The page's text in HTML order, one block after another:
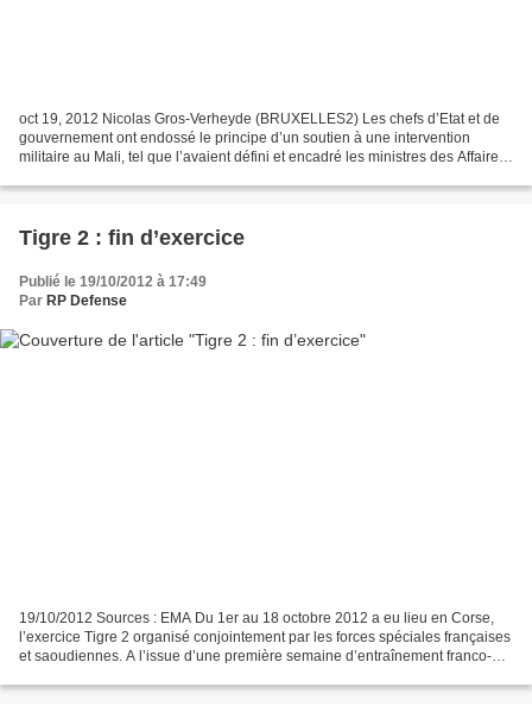
oct 19, 2012 Nicolas Gros-Verheyde (BRUXELLES2) Les chefs d’Etat et de
gouvernement ont endossé le principe d’un soutien à une intervention
militaire au Mali, tel que l’avaient défini et encadré les ministres des Affaires
Tigre 2 : fin d’exercice
Publié le 19/10/2012 à 17:49
Par RP Defense
19/10/2012 Sources : EMA Du 1er au 18 octobre 2012 a eu lieu en Corse,
l’exercice Tigre 2 organisé conjointement par les forces spéciales françaises
et saoudiennes. A l’issue d’une première semaine d’entraînement franco-